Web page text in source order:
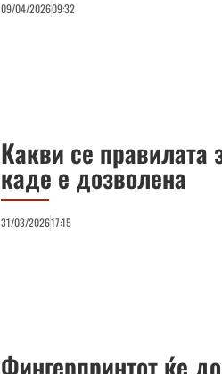
09/04/202609:32
Какви се правилата
каде е дозволена
31/03/202617:15
Фингерпринтот ќе